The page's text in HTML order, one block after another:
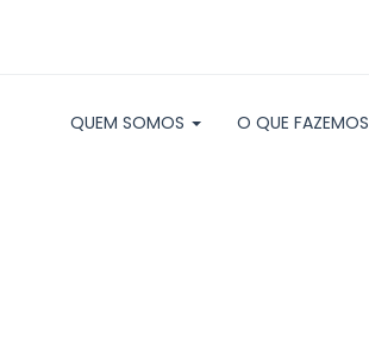
QUEM SOMOS O QUE FAZEMOS